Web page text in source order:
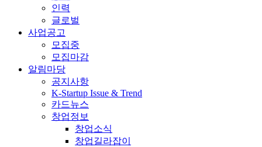
인력
글로벌
사업공고
모집중
모집마감
알림마당
공지사항
K-Startup Issue & Trend
카드뉴스
창업정보
창업소식
창업길라잡이